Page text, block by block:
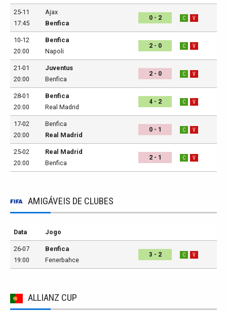
25-11
17:45
Ajax
Benfica
0 - 2 C V
10-12
20:00
Benfica
Napoli
2 - 0 C V
21-01
20:00
Juventus
Benfica
2 - 0 C V
28-01
20:00
Benfica
Real Madrid
4 - 2 C V
17-02
20:00
Benfica
Real Madrid
0 - 1 C V
25-02
20:00
Real Madrid
Benfica
2 - 1 C V
AMIGÁVEIS DE CLUBES
Data Jogo
26-07
19:00
Benfica
Fenerbahce
3 - 2 C V
ALLIANZ CUP